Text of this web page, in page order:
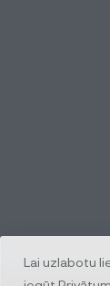
Lai uzlabotu